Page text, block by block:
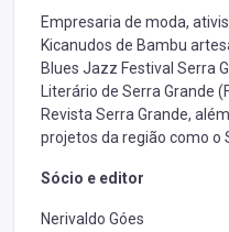
Empresaria de moda,
Kicanudos de Bambu
Blues Jazz Festival Serra
Literário de Serra Grande
Revista Serra Grande,
projetos da região como o
Sócio e editor
Nerivaldo Góes